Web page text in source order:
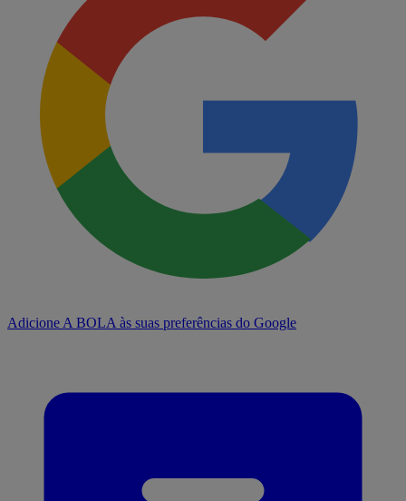
Adicione A BOLA às suas preferências do Google